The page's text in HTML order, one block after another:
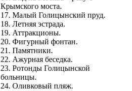
Крымского моста.
17. Малый Голицынский пруд.
18. Летняя эстрада.
19. Аттракционы.
20. Фигурный фонтан.
21. Памятники.
22. Ажурная беседка.
23. Ротонды Голицынской
больницы.
24. Оливковый пляж.